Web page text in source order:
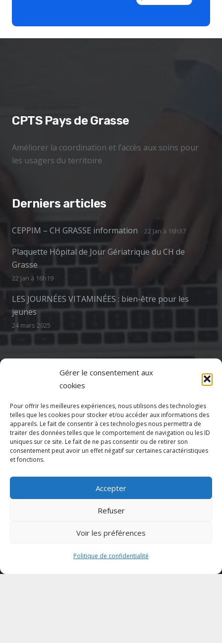
Gérer le consentement aux
cookies
Pour offrir les meilleures expériences, nous utilisons des technologies
telles que les cookies pour stocker et/ou accéder aux informations des
appareils. Le fait de consentir à ces technologies nous permettra de
traiter des données telles que le comportement de navigation ou les ID
uniques sur ce site. Le fait de ne pas consentir ou de retirer son
consentement peut avoir un effet négatif sur certaines caractéristiques
et fonctions.
Accepter
Refuser
Voir les préférences
Politique de confidentialité
CPTS Pays de Grasse
Améliorer la coordination et l’accès aux soins pour
les usagers du territoire
Derniers articles
CEPPIM – CH GRASSE information 22 Jan à 16h37
Plaquette Hôpital de Jour Gériatrique du CH de
Grasse
22 Jan à 16h19
LES JOURNÉES VITAMINÉES : bien-être pour les
jeunes
24 mars 2025
69 Av. de la Libération 1er étage, 06130 Grasse
Politique de confidentialité
Mentions légales